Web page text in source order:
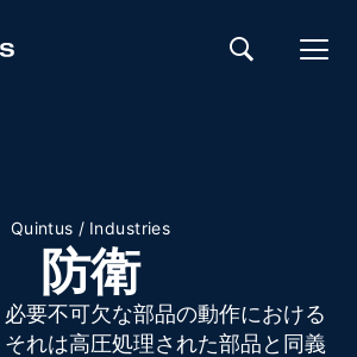
Quintus / Industries
防衛
要不可欠な部品の動作における
れは高圧処理された部品と同義